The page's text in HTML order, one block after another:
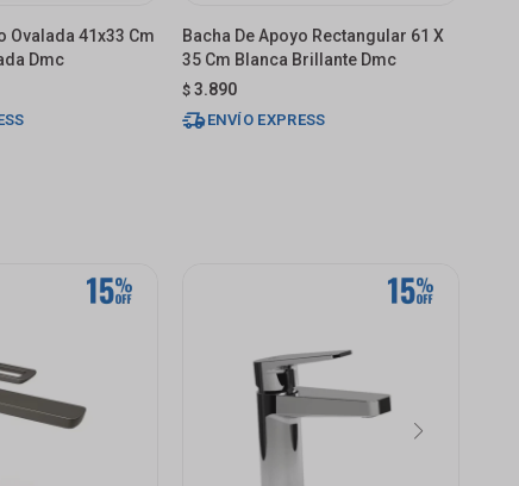
Ovalada 41x33 Cm
Dmc
Bacha De Apoyo Rectangular 61 X
35 Cm Blanca Brillante Dmc
$ 3.890
ENVÍO EXPRESS